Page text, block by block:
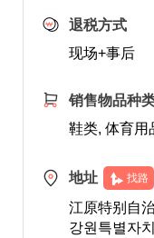
退税方式
现场+事后
销售物品种
鞋类, 体育用
地址 找路
江原特别自
강원특별자